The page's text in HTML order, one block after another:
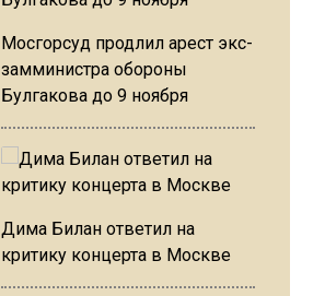
Мосгорсуд продлил арест экс-
замминистра обороны
Булгакова до 9 ноября
Дима Билан ответил на
критику концерта в Москве